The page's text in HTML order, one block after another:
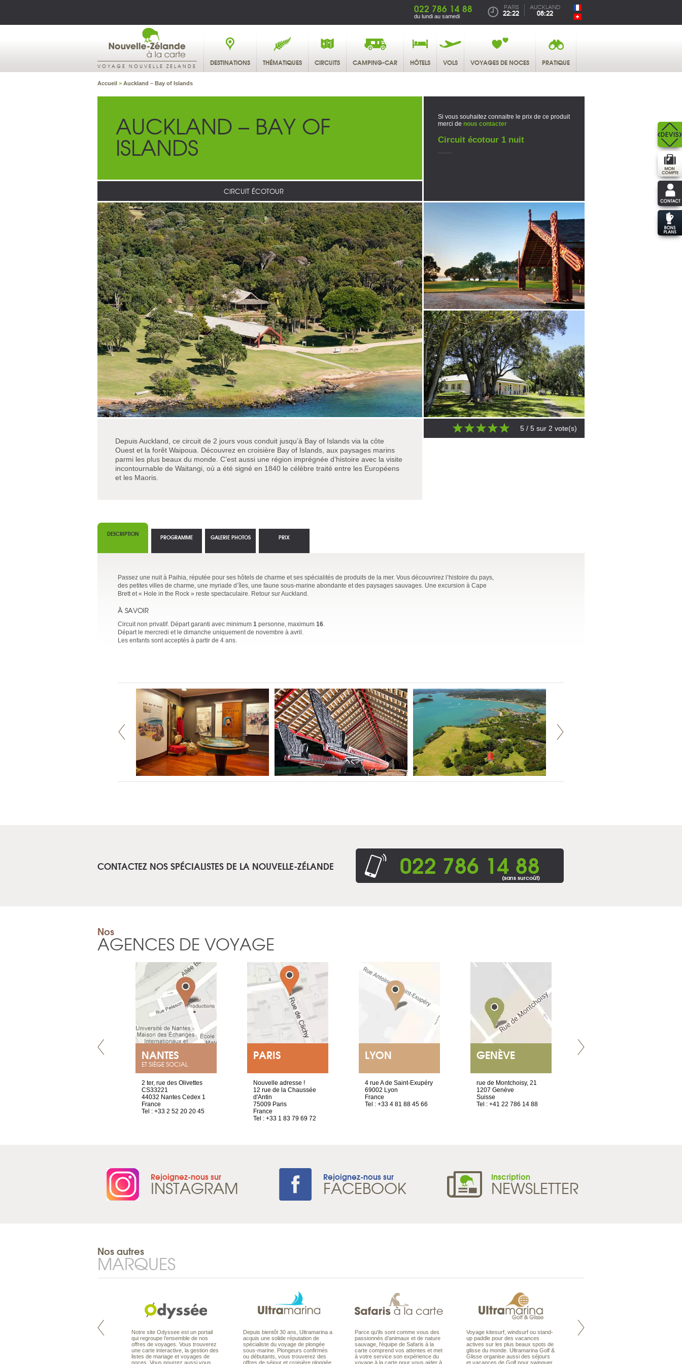
022 786 14 88
du lundi au samedi
PARIS
22:22
AUCKLAND
08:22
VOYAGE NOUVELLE ZELANDE DESTINATIONS THÉMATIQUES CIRCUITS CAMPING-CAR HÔTELS VOLS VOYAGES DE NOCES PRATIQUE
Accueil > Auckland – Bay of Islands
AUCKLAND – BAY OF
ISLANDS
CIRCUIT ÉCOTOUR
Si vous souhaitez connaitre le prix de ce produit
merci de nous contacter
Circuit écotour 1 nuit
Depuis Auckland, ce circuit de 2 jours vous conduit jusqu’à Bay of Islands via la côte
Ouest et la forêt Waipoua. Découvrez en croisière Bay of Islands, aux paysages marins
parmi les plus beaux du monde. C’est aussi une région imprégnée d’histoire avec la visite
incontournable de Waitangi, où a été signé en 1840 le célèbre traité entre les Européens
et les Maoris.
5 / 5 sur 2 vote(s)
DESCRIPTION
Passez une nuit à Paihia, réputée pour ses hôtels de charme et ses spécialités de produits de la mer. Vous découvrirez l’histoire du pays,
des petites villes de charme, une myriade d’îles, une faune sous-marine abondante et des paysages sauvages. Une excursion à Cape
Brett et « Hole in the Rock » reste spectaculaire. Retour sur Auckland.
À SAVOIR
Circuit non privatif. Départ garanti avec minimum 1 personne, maximum 16.
Départ le mercredi et le dimanche uniquementde novembre à avril .
Les enfants sont acceptés à partir de 4 ans.
PROGRAMME GALERIE PHOTOS PRIX
CONTACTEZ NOS SPÉCIALISTES DE LA NOUVELLE-ZÉLANDE 022 786 14 88
(sans surcoût)
Nos
AGENCES DE VOYAGE
NANTES
ET SIÈGE SOCIAL
2 ter, rue des Olivettes
CS33221
44032 Nantes Cedex 1
France
Tel : +33 2 52 20 20 45
PARIS
Nouvelle adresse !
12 rue de la Chaussée
d'Antin
75009 Paris
France
Tel : +33 1 83 79 69 72
LYON
4 rue A de Saint-Exupéry
69002 Lyon
France
Tel : +33 4 81 88 45 66
GENÈVE
rue de Montchoisy, 21
1207 Genève
Suisse
Tel : +41 22 786 14 88
Rejoignez-nous sur
INSTAGRAM Rejoignez-nous sur
FACEBOOK Inscription
NEWSLETTER
Nos autres
MARQUES
Pacifique à la carte est le spécialiste
Notre site Odyssee est un portail
qui regroupe l’ensemble de nos
offres de voyages. Vous trouverez
une carte interactive, la gestion des
listes de mariage et voyages de
noces. Vous pourrez aussi vous
Depuis bientôt 30 ans, Ultramarina a
acquis une solide réputation de
spécialiste du voyage de plongée
sous-marine. Plongeurs confirmés
ou débutants, vous trouverez des
offres de séjour et croisière plongée
Parce qu'ils sont comme vous des
passionnés d’animaux et de nature
sauvage, l'équipe de Safaris à la
carte comprend vos attentes et met
à votre service son expérience du
voyage à la carte pour vous aider à
Voyage kitesurf, windsurf ou stand-
up paddle pour des vacances
actives sur les plus beaux spots de
glisse du monde. Ultramarina Golf &
Glisse organise aussi des séjours
et vacances de Golf pour swinguer
Maldives à la Carte propose tous